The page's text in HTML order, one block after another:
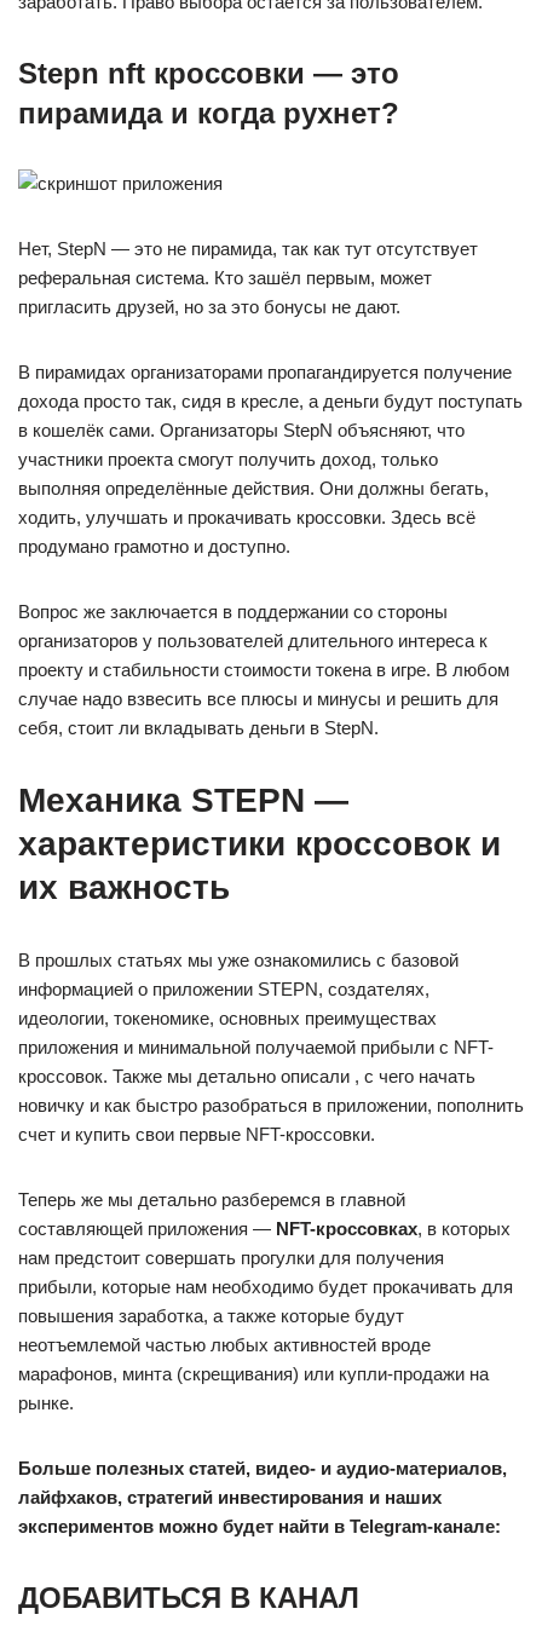
Stepn nft кроссовки — это
пирамида и когда рухнет?
Нет, StepN — это не пирамида, так как тут отсутствует
реферальная система. Кто зашёл первым, может
пригласить друзей, но за это бонусы не дают.
В пирамидах организаторами пропагандируется получение
дохода просто так, сидя в кресле, а деньги будут поступать
в кошелёк сами. Организаторы StepN объясняют, что
участники проекта смогут получить доход, только
выполняя определённые действия. Они должны бегать,
ходить, улучшать и прокачивать кроссовки. Здесь всё
продумано грамотно и доступно.
Вопрос же заключается в поддержании со стороны
организаторов у пользователей длительного интереса к
проекту и стабильности стоимости токена в игре. В любом
случае надо взвесить все плюсы и минусы и решить для
себя, стоит ли вкладывать деньги в StepN.
Механика STEPN —
характеристики кроссовок и
их важность
В прошлых статьях мы уже ознакомились с базовой
информацией о приложении STEPN, создателях,
идеологии, токеномике, основных преимуществах
приложения и минимальной получаемой прибыли с NFT-
кроссовок. Также мы детально описали , с чего начать
новичку и как быстро разобраться в приложении, пополнить
счет и купить свои первые NFT-кроссовки.
Теперь же мы детально разберемся в главной
составляющей приложения — NFT-кроссовках, в которых
нам предстоит совершать прогулки для получения
прибыли, которые нам необходимо будет прокачивать для
повышения заработка, а также которые будут
неотъемлемой частью любых активностей вроде
марафонов, минта (скрещивания) или купли-продажи на
рынке.
Больше полезных статей, видео- и аудио-материалов,
лайфхаков, стратегий инвестирования и наших
экспериментов можно будет найти в Telegram-канале:
ДОБАВИТЬСЯ В КАНАЛ